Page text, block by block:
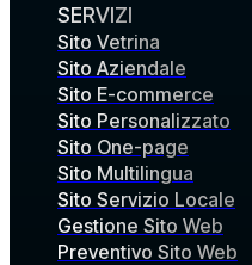
SERVIZI
Sito Vetrina
Sito Aziendale
Sito E-commerce
Sito Personalizzato
Sito One-page
Sito Multilingua
Sito Servizio Locale
Gestione Sito Web
Preventivo Sito Web